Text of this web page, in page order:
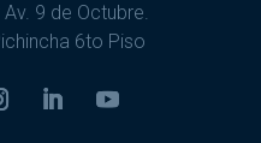
9 de Octubre.
6to Piso